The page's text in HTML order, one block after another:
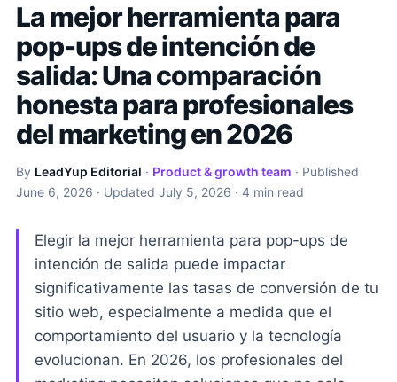
La mejor herramienta para
pop-ups de intención de
salida: Una comparación
honesta para profesionales
del marketing en 2026
By LeadYup Editorial · Product & growth team · Published
June 6, 2026 · Updated July 5, 2026 · 4 min read
Elegir la mejor herramienta para pop-ups de
intención de salida puede impactar
significativamente las tasas de conversión de tu
sitio web, especialmente a medida que el
comportamiento del usuario y la tecnología
evolucionan. En 2026, los profesionales del